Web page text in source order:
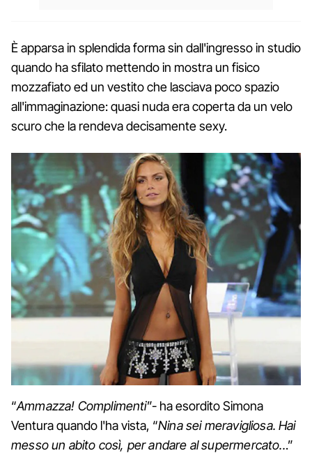
È apparsa in splendida forma sin dall'ingresso in studio
quando ha sfilato mettendo in mostra un fisico
mozzafiato ed un vestito che lasciava poco spazio
all'immaginazione: quasi nuda era coperta da un velo
scuro che la rendeva decisamente sexy.
“Ammazza! Complimenti”- ha esordito Simona
Ventura quando l'ha vista, “Nina sei meravigliosa. Hai
messo un abito così, per andare al supermercato...”